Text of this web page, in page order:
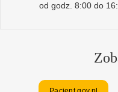
od godz. 8:00 do